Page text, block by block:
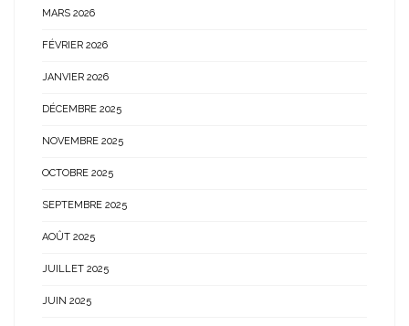
MARS 2026
FÉVRIER 2026
JANVIER 2026
DÉCEMBRE 2025
NOVEMBRE 2025
OCTOBRE 2025
SEPTEMBRE 2025
AOÛT 2025
JUILLET 2025
JUIN 2025